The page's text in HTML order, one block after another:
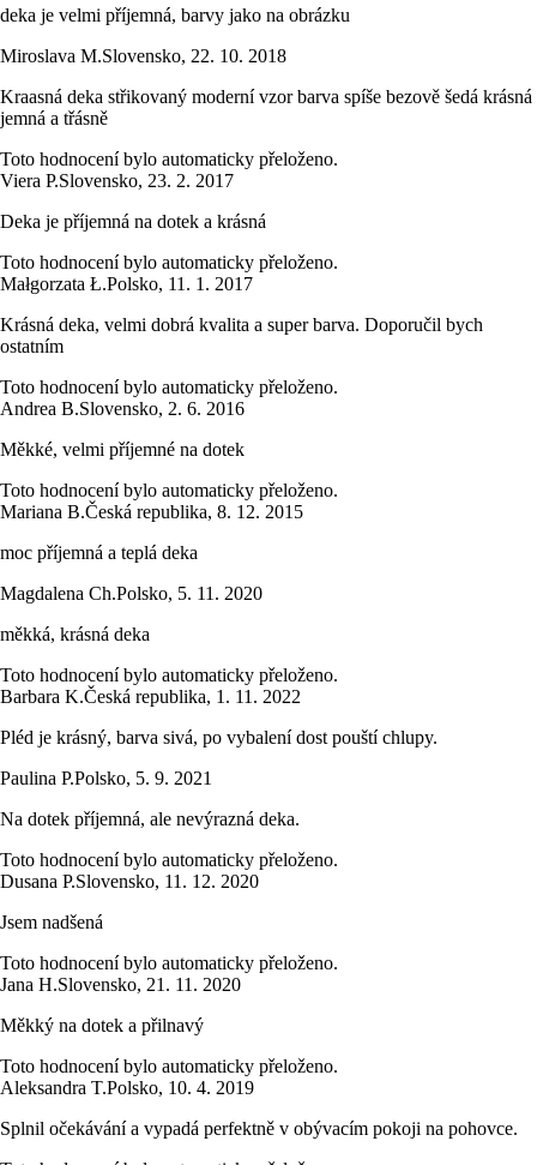
deka je velmi příjemná, barvy jako na obrázku
Miroslava M.Slovensko, 22. 10. 2018
Kraasná deka střikovaný moderní vzor barva spíše bezově šedá krásná
jemná a třásně
Toto hodnocení bylo automaticky přeloženo.
Viera P.Slovensko, 23. 2. 2017
Deka je příjemná na dotek a krásná
Toto hodnocení bylo automaticky přeloženo.
Małgorzata Ł.Polsko, 11. 1. 2017
Krásná deka, velmi dobrá kvalita a super barva. Doporučil bych
ostatním
Toto hodnocení bylo automaticky přeloženo.
Andrea B.Slovensko, 2. 6. 2016
Měkké, velmi příjemné na dotek
Toto hodnocení bylo automaticky přeloženo.
Mariana B.Česká republika, 8. 12. 2015
moc příjemná a teplá deka
Magdalena Ch.Polsko, 5. 11. 2020
měkká, krásná deka
Toto hodnocení bylo automaticky přeloženo.
Barbara K.Česká republika, 1. 11. 2022
Pléd je krásný, barva sivá, po vybalení dost pouští chlupy.
Paulina P.Polsko, 5. 9. 2021
Na dotek příjemná, ale nevýrazná deka.
Toto hodnocení bylo automaticky přeloženo.
Dusana P.Slovensko, 11. 12. 2020
Jsem nadšená
Toto hodnocení bylo automaticky přeloženo.
Jana H.Slovensko, 21. 11. 2020
Měkký na dotek a přilnavý
Toto hodnocení bylo automaticky přeloženo.
Aleksandra T.Polsko, 10. 4. 2019
Splnil očekávání a vypadá perfektně v obývacím pokoji na pohovce.